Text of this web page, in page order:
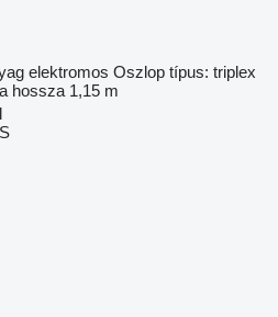
elektromos Oszlop típus: triplex
hossza 1,15 m